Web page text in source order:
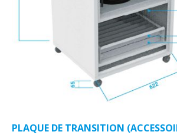
PLAQUE DE TRANSITION